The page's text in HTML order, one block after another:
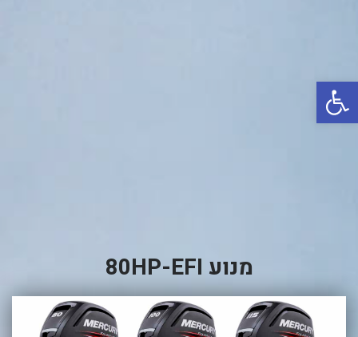
פתח סרגל נגישות
בכנרת גינוסר
בכנרת טבריה
בכנרת ילדים
מנוע 80HP-EFI